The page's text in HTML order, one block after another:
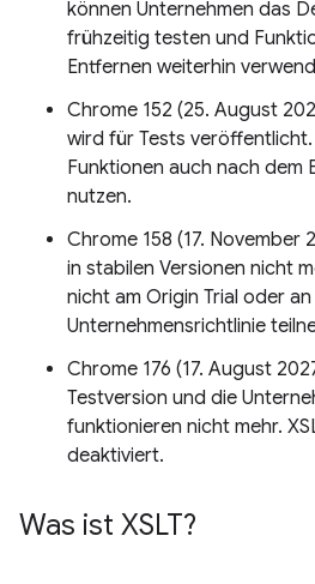
können Unternehmen das
frühzeitig testen und
Entfernen weiterhin
Chrome 152 (25. August
wird für Tests
Funktionen auch nach dem
nutzen.
Chrome 158 (17. November
in stabilen Versionen nicht
nicht am Origin Trial oder
Unternehmensrichtlinie
Chrome 176 (17. August
Testversion und die
funktionieren nicht mehr.
deaktiviert.
Was ist XSLT?